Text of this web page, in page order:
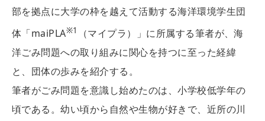
部を拠点に大学の枠を越えて活動する海洋環境学生団
体「maiPLA※1
（マイプラ）」に所属する筆者が、海
洋ごみ問題への取り組みに関心を持つに至った経緯
と、団体の歩みを紹介する。
筆者がごみ問題を意識し始めたのは、小学校低学年の
頃である。幼い頃から自然や生物が好きで、近所の川